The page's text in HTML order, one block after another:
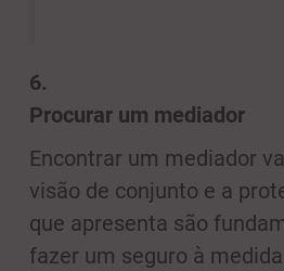
6.
Procurar um mediador
Encontrar um mediador
visão de conjunto e a
que apresenta são
fazer um seguro à